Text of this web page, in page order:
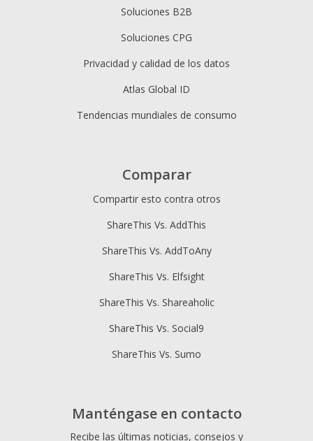
Soluciones B2B
Soluciones CPG
Privacidad y calidad de los datos
Atlas Global ID
Tendencias mundiales de consumo
Comparar
Compartir esto contra otros
ShareThis Vs. AddThis
ShareThis Vs. AddToAny
ShareThis Vs. Elfsight
ShareThis Vs. Shareaholic
ShareThis Vs. Social9
ShareThis Vs. Sumo
Manténgase en contacto
Recibe las últimas noticias, consejos y